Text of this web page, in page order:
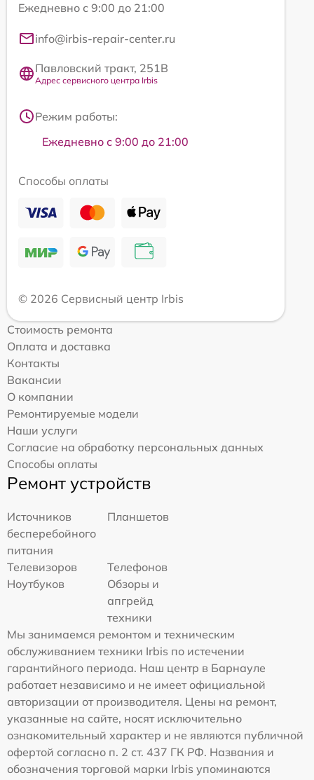
Ежедневно с 9:00 до 21:00
info@irbis-repair-center.ru
Павловский тракт, 251В
Адрес сервисного центра Irbis
Режим работы:
Ежедневно с 9:00 до 21:00
Способы оплаты
© 2026 Сервисный центр Irbis
Стоимость ремонта
Оплата и доставка
Контакты
Вакансии
О компании
Ремонтируемые модели
Наши услуги
Согласие на обработку персональных данных
Способы оплаты
Ремонт устройств
Источников
бесперебойного
питания
Планшетов
Телевизоров
Телефонов
Ноутбуков
Обзоры и
апгрейд
техники
Мы занимаемся ремонтом и техническим
обслуживанием техники Irbis по истечении
гарантийного периода. Наш центр в Барнауле
работает независимо и не имеет официальной
авторизации от производителя. Цены на ремонт,
указанные на сайте, носят исключительно
ознакомительный характер и не являются публичной
офертой согласно п. 2 ст. 437 ГК РФ. Названия и
обозначения торговой марки Irbis упоминаются